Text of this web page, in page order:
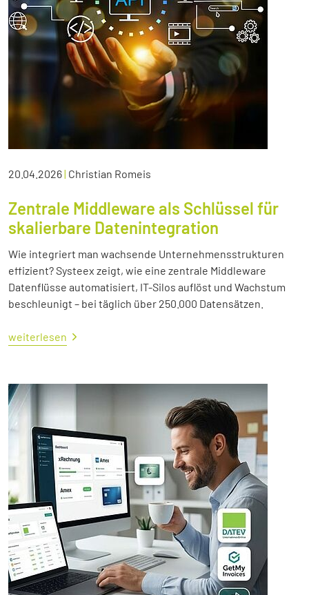
20.04.2026| Christian Romeis
Zentrale Middleware als Schlüssel für
skalierbare Datenintegration
Wie integriert man wachsende Unternehmensstrukturen
effizient? Systeex zeigt, wie eine zentrale Middleware
Datenflüsse automatisiert, IT-Silos auflöst und Wachstum
beschleunigt – bei täglich über 250.000 Datensätzen.
weiterlesen